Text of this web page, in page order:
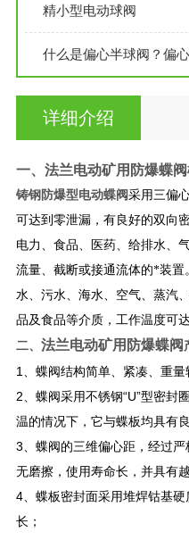
精小型电动球阀
什么是偏心半球阀？偏
详细介绍
一、 法兰电动矿用防爆蝶阀
铸钢防爆型电动蝶阀采用三偏
可达到零泄漏，有良好的双向
电力、食品、医药、给排水、
流量、截断或接通流体的*装
水、污水、海水、空气、蒸汽
品及食品等介质，工作温度可
二、 法兰电动矿用防爆蝶阀
1、蝶阀结构简单、紧凑、重
2、蝶阀采用不锈钢“U”型密封
温的情况下，它与蝶板均具有
3、蝶阀的三维偏心距，经过
无磨擦，使用寿命长，并具有
4、蝶板密封面采用堆焊钴基
长；